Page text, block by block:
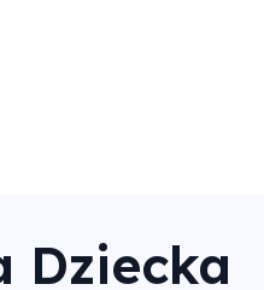
Dziecka